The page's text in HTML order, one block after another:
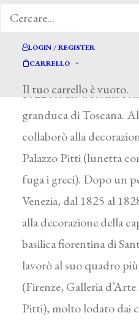
LOGIN / REGISTER
CARRELLO
Il tuo carrello è vuoto.
Allievo del padre, Luigi,
apprendistato come
1822 studiò a Roma
granduca di Toscana.
collaborò alla
Palazzo Pitti (lunetta
fuga i greci). Dopo un
Venezia, dal 1825 al
alla decorazione della
basilica fiorentina di
lavorò al suo quadro
(Firenze, Galleria
Pitti), molto lodato dai